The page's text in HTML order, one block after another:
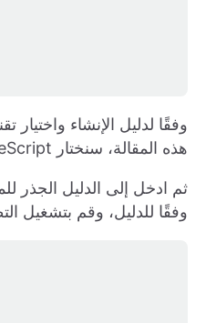
وفقًا لدليل الإنشاء واختيار
هذه المقالة، سنختار React + TypeScript.
ثم ادخل إلى الدليل الجذر
وفقًا للدليل، وقم بتشغيل